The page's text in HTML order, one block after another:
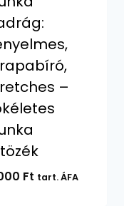
–
Ft tart. ÁFA